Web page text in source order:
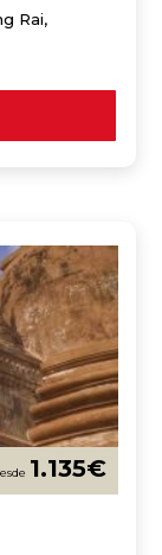
Rai,
1.135€